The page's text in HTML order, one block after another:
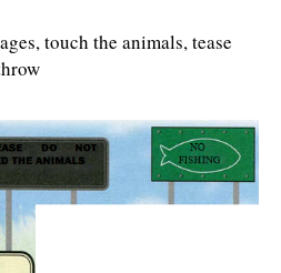
touch the animals, tease